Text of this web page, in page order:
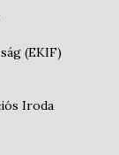
(EKIF)
Iroda